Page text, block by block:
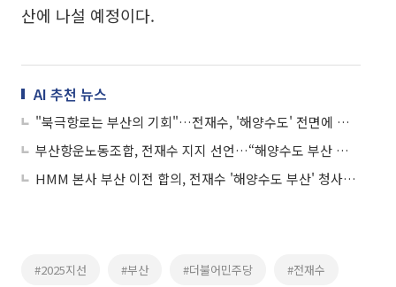
산에 나설 예정이다.
AI 추천 뉴스
"북극항로는 부산의 기회"…전재수, '해양수도' 전면에 걸고 정책 승부수
부산항운노동조합, 전재수 지지 선언…“해양수도 부산 이끌 적임자”
HMM 본사 부산 이전 합의, 전재수 '해양수도 부산' 청사진 가속도
#2025지선 #부산 #더불어민주당 #전재수